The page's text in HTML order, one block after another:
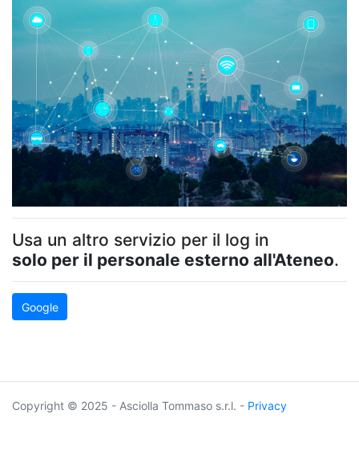
Usa un altro servizio per il log in
solo per il personale esterno all'Ateneo.
Google
Copyright © 2025 - Asciolla Tommaso s.r.l. - Privacy